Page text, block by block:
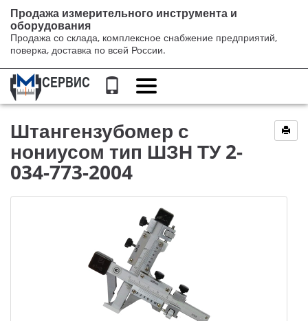
Продажа измерительного инструмента и
оборудования
Продажа со склада, комплексное снабжение предприятий,
поверка, доставка по всей России.
Переключение
навигации
Штангензубомер с
нониусом тип ШЗН ТУ 2-
034-773-2004